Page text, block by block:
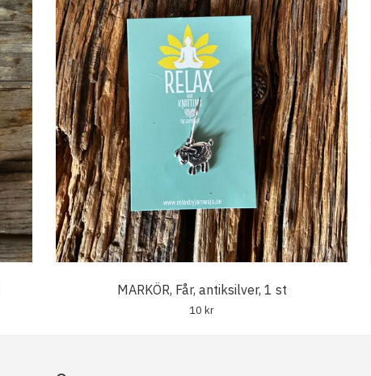
MARKÖR, Får, antiksilver, 1 st
10 kr